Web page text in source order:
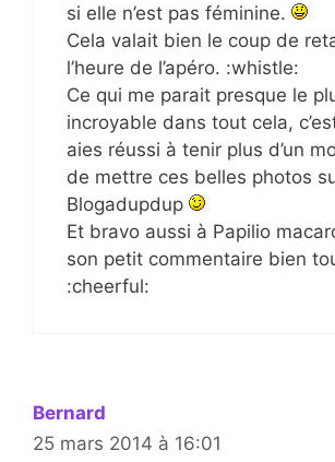
si elle n’est pas féminine.
Cela valait bien le coup de
l’heure de l’apéro. :whistle:
Ce qui me parait presque le
incroyable dans tout cela,
aies réussi à tenir plus d’un
de mettre ces belles photos
Blogadupdup
Et bravo aussi à Papilio
son petit commentaire bien
:cheerful:
Bernard
25 mars 2014 à 16:01